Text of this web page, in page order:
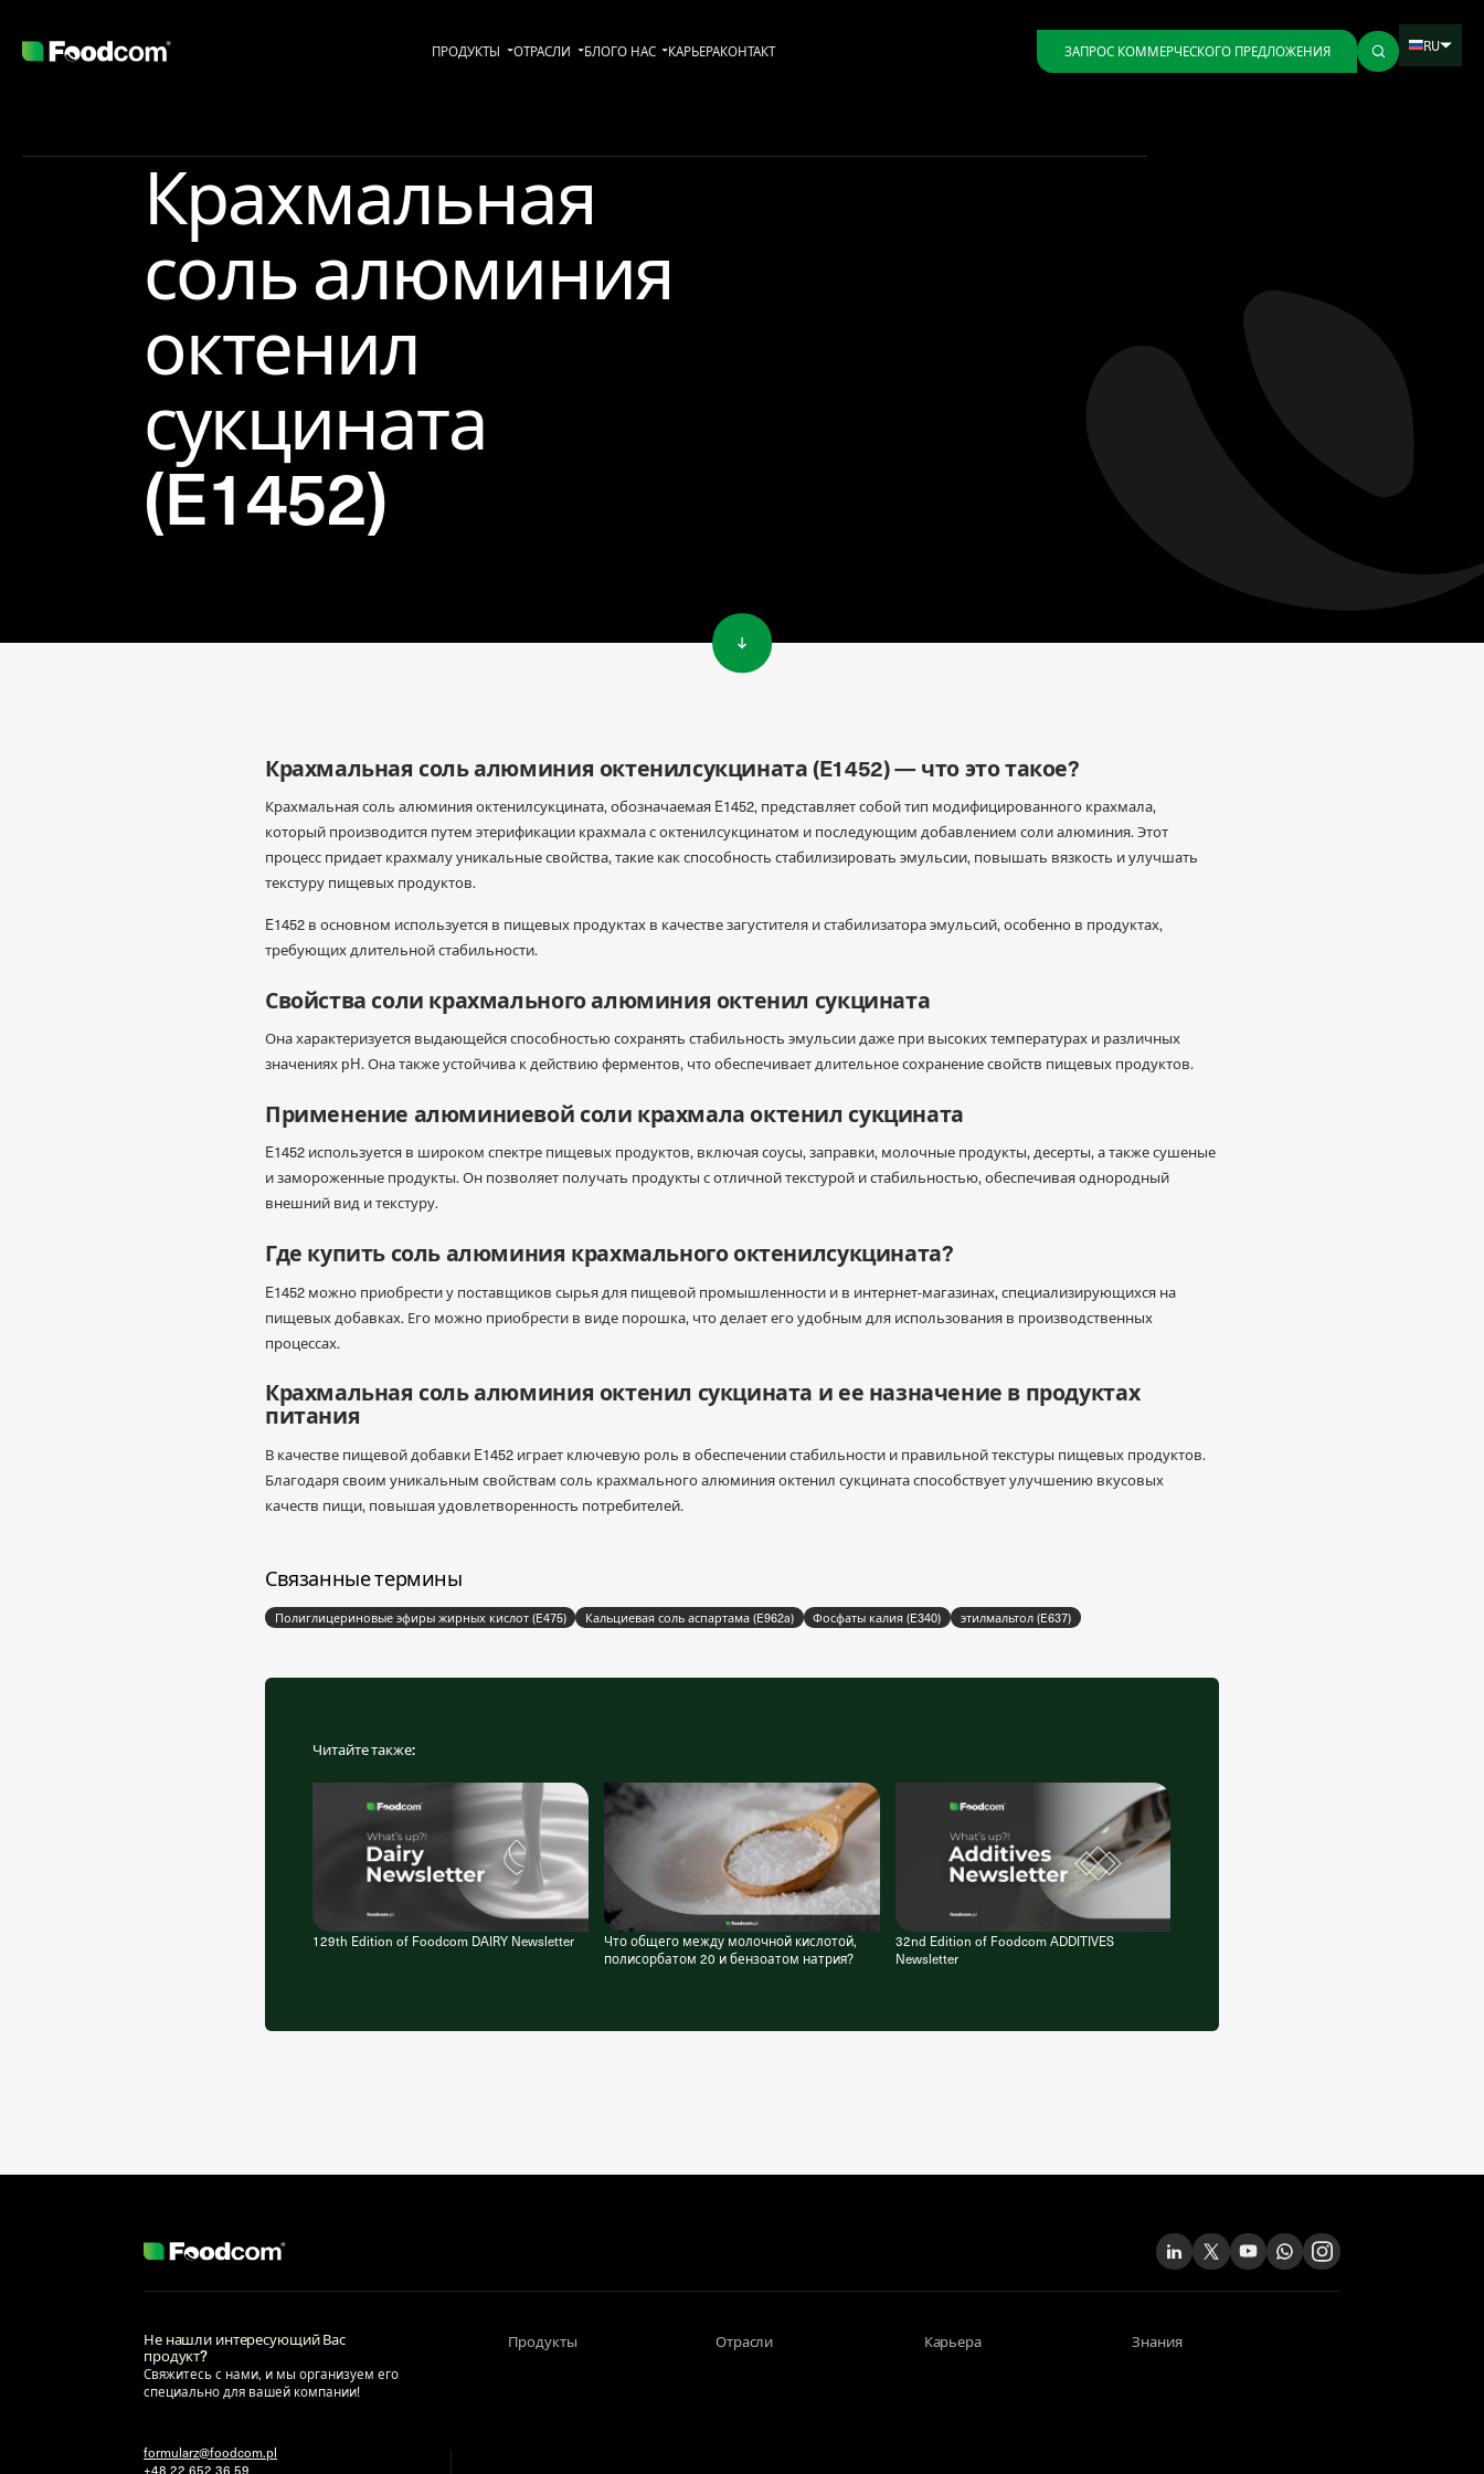
Крахмальная
соль алюминия
октенил
сукцината
(E1452)
ПРОДУКТЫ ОТРАСЛИ БЛОГО НАС KАРЬЕРАКОНТАКТ ЗАПРОС КОММЕРЧЕСКОГО ПРЕДЛОЖЕНИЯ RU
Крахмальная соль алюминия октенилсукцината (E1452) — что это такое?
Крахмальная соль алюминия октенилсукцината, обозначаемая E1452, представляет собой тип модифицированного крахмала,
который производится путем этерификации крахмала с октенилсукцинатом и последующим добавлением соли алюминия. Этот
процесс придает крахмалу уникальные свойства, такие как способность стабилизировать эмульсии, повышать вязкость и улучшать
текстуру пищевых продуктов.
E1452 в основном используется в пищевых продуктах в качестве загустителя и стабилизатора эмульсий, особенно в продуктах,
требующих длительной стабильности.
Свойства соли крахмального алюминия октенил сукцината
Она характеризуется выдающейся способностью сохранять стабильность эмульсии даже при высоких температурах и различных
значениях pH. Она также устойчива к действию ферментов, что обеспечивает длительное сохранение свойств пищевых продуктов.
Применение алюминиевой соли крахмала октенил сукцината
E1452 используется в широком спектре пищевых продуктов, включая соусы, заправки, молочные продукты, десерты, а также сушеные
и замороженные продукты. Он позволяет получать продукты с отличной текстурой и стабильностью, обеспечивая однородный
внешний вид и текстуру.
Где купить соль алюминия крахмального октенилсукцината?
E1452 можно приобрести у поставщиков сырья для пищевой промышленности и в интернет-магазинах, специализирующихся на
пищевых добавках. Его можно приобрести в виде порошка, что делает его удобным для использования в производственных
процессах.
Крахмальная соль алюминия октенил сукцината и ее назначение в продуктах
питания
В качестве пищевой добавки E1452 играет ключевую роль в обеспечении стабильности и правильной текстуры пищевых продуктов.
Благодаря своим уникальным свойствам соль крахмального алюминия октенил сукцината способствует улучшению вкусовых
качеств пищи, повышая удовлетворенность потребителей.
Связанные термины
Полиглицериновые эфиры жирных кислот (E475) Кальциевая соль аспартама (E962a) Фосфаты калия (E340) этилмальтол (E637)
Читайте также:
129th Edition of Foodcom DAIRY Newsletter
Что общего между молочной кислотой,
полисорбатом 20 и бензоатом натрия?
32nd Edition of Foodcom ADDITIVES
Newsletter
Не нашли интересующий Вас
продукт?
Свяжитесь с нами, и мы организуем его
специально для вашей компании!
formularz@foodcom.pl
+48 22 652 36 59
Продукты Отрасли Карьера Знания